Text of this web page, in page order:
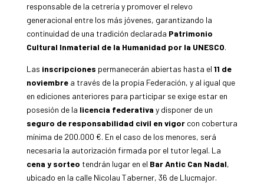
responsable de la cetrería y promover el relevo
generacional entre los más jóvenes, garantizando la
continuidad de una tradición declarada Patrimonio
Cultural Inmaterial de la Humanidad por la UNESCO.
Las inscripciones permanecerán abiertas hasta el 11 de
noviembrea través de la propia Federación, y al igual que
en ediciones anteriores para participar se exige estar en
posesión de la licencia federativa y disponer de un
seguro de responsabilidad civil en vigorcon cobertura
mínima de 200.000 €. En el caso de los menores, será
necesaria la autorización firmada por el tutor legal. La
cena y sorteo tendrán lugar en el Bar Antic Can Nadal,
ubicado en la calle Nicolau Taberner, 36 de Llucmajor.